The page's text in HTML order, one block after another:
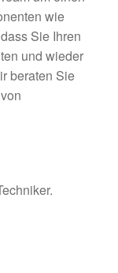
wie
Sie Ihren
und wieder
beraten Sie